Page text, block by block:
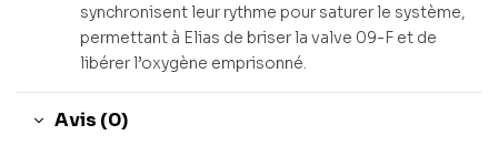
synchronisent leur rythme pour saturer le système,
permettant à Elias de briser la valve 09-F et de
libérer l’oxygène emprisonné.
Avis (0)